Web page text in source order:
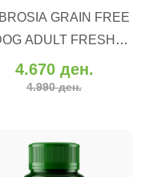
GRAIN FREE
ADULT FRESH
& LAMB (12 kg)
4.670 ден.
4.990 ден.
Додај во желби
Додај за споредба